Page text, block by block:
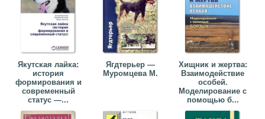
Якутская лайка:
история
формирования и
современный
статус —...
Ягдтерьер —
Муромцева М.
Хищник и жертва:
Взаимодействие
особей.
Моделирование с
помощью б...